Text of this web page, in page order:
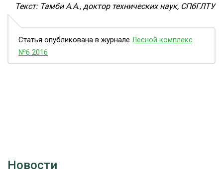
Текст: Тамби А.А., доктор технических наук, СПбГЛТУ
Статья опубликована в журнале Лесной комплекс
№6 2016
Новости